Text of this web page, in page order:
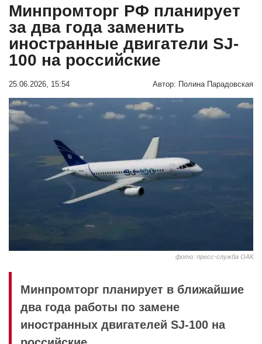
Минпромторг РФ планирует
за два года заменить
иностранные двигатели SJ-
100 на российские
25.06.2026, 15:54 Автор: Полина Парадовская
фото: пресс-служба ОАК
Минпромторг планирует в ближайшие
два года работы по замене
иностранных двигателей SJ-100 на